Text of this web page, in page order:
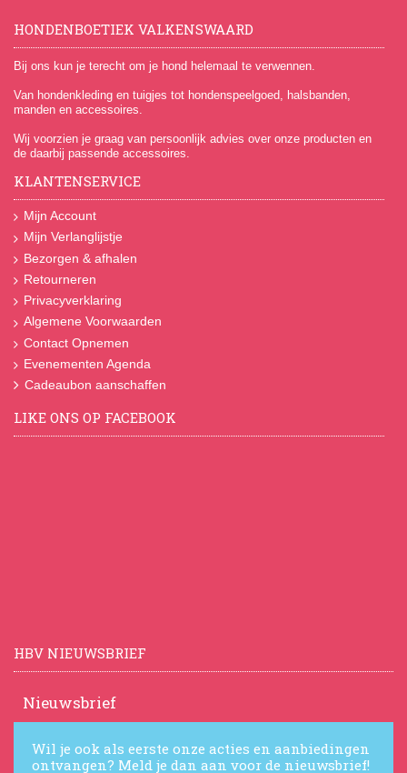
HONDENBOETIEK VALKENSWAARD
Bij ons kun je terecht om je hond helemaal te verwennen.
Van hondenkleding en tuigjes tot hondenspeelgoed, halsbanden,
manden en accessoires.
Wij voorzien je graag van persoonlijk advies over onze producten en
de daarbij passende accessoires.
KLANTENSERVICE
Mijn Account
Mijn Verlanglijstje
Bezorgen & afhalen
Retourneren
Privacyverklaring
Algemene Voorwaarden
Contact Opnemen
Evenementen Agenda
Cadeaubon aanschaffen
LIKE ONS OP FACEBOOK
HBV NIEUWSBRIEF
Nieuwsbrief
Wil je ook als eerste onze acties en aanbiedingen
ontvangen? Meld je dan aan voor de nieuwsbrief!